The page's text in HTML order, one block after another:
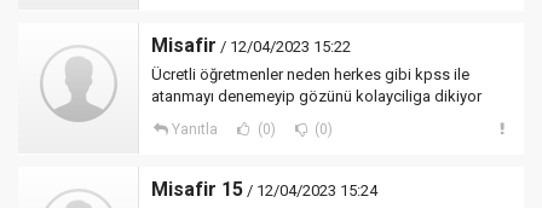
Misafir / 12/04/2023 15:22
Ücretli öğretmenler neden herkes gibi kpss ile
atanmayı denemeyip gözünü kolayciliga dikiyor
Yanıtla (0) (0)
Misafir 15 / 12/04/2023 15:24